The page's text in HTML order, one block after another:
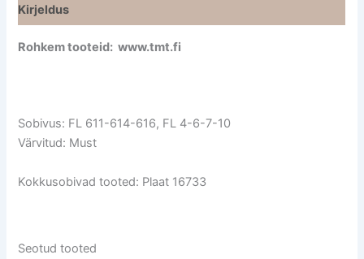
Kirjeldus
Rohkem tooteid: www.tmt.fi
Sobivus: FL 611-614-616, FL 4-6-7-10
Värvitud: Must
Kokkusobivad tooted: Plaat 16733
Seotud tooted